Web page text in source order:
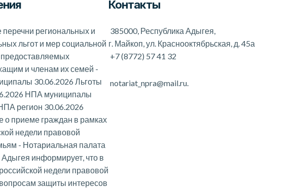
региональных и
льгот и мер социальной
и членам их семей -
30.06.2026 Льготы
НПА муниципалы
регион 30.06.2026
о приеме граждан в рамках
недели правовой
- Нотариальная палата
Адыгея информирует, что в
недели правовой
защиты интересов
Контакты
385000, Республика Адыгея,
г. Майкоп, ул. Краснооктябрьская, д. 45а
+7 (8772) 57 41 32
notariat_npra@mail.ru.